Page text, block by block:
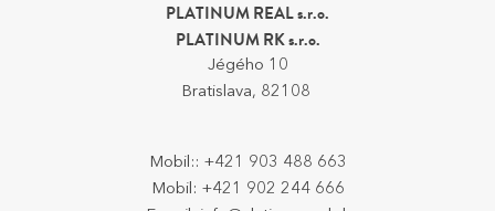
PLATINUM REAL s.r.o.
PLATINUM RK s.r.o.
Jégého 10
Bratislava, 82108
Mobil:: +421 903 488 663
Mobil: +421 902 244 666